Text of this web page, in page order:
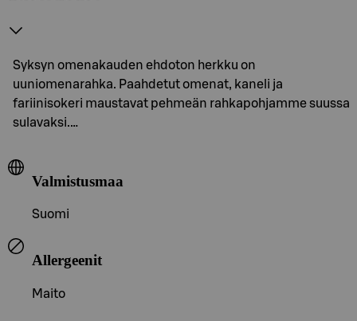
Syksyn omenakauden ehdoton herkku on
uuniomenarahka. Paahdetut omenat, kaneli ja
fariinisokeri maustavat pehmeän rahkapohjamme suussa
sulavaksi.…
Valmistusmaa
Suomi
Allergeenit
Maito